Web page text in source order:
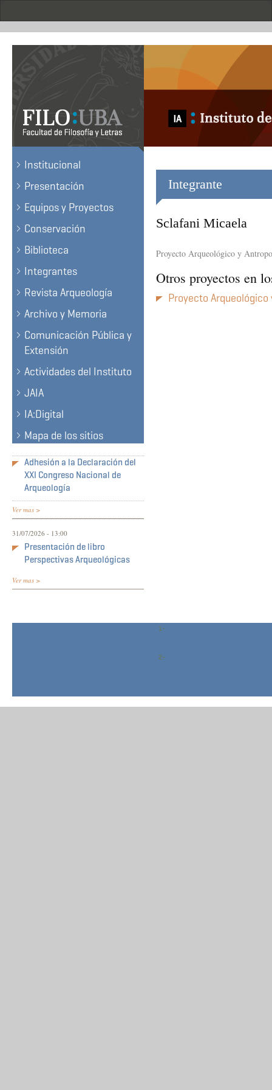
Institucional
Presentación
Equipos y Proyectos
Conservación
Biblioteca
Integrantes
Revista Arqueología
Archivo y Memoria
Comunicación Pública y
Extensión
Actividades del Instituto
JAIA
IA:Digital
Mapa de los sitios
Adhesión a la Declaración del
XXI Congreso Nacional de
Arqueología
Ver mas >
31/07/2026 - 13:00
Presentación de libro
Perspectivas Arqueológicas
Ver mas >
Integrante
Sclafani Micaela
Proyecto Arqueológico y
Otros proyectos en
Proyecto